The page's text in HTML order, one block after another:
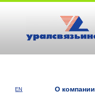
EN О компании